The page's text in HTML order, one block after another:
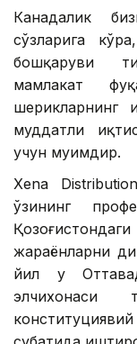
Канадалик
сўзларига
бошқаруви
мамлакат
шерикларнинг
муддатли
учун муҳимдир.
Xena
ўзининг
жараёнларни
йил у
элчихонаси